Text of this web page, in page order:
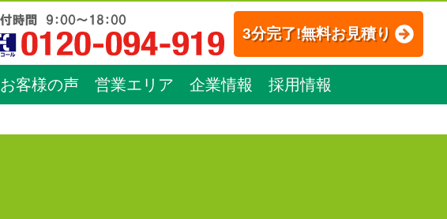
3分完了!無料お見積り
お客様の声 営業エリア 企業情報 採用情報